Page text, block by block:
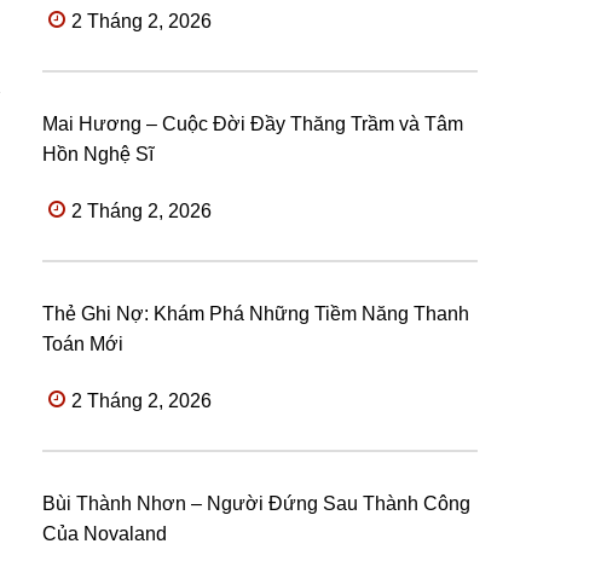
2 Tháng 2, 2026
Mai Hương – Cuộc Đời Đầy Thăng Trầm và Tâm
Hồn Nghệ Sĩ
2 Tháng 2, 2026
Thẻ Ghi Nợ: Khám Phá Những Tiềm Năng Thanh
Toán Mới
2 Tháng 2, 2026
Bùi Thành Nhơn – Người Đứng Sau Thành Công
Của Novaland